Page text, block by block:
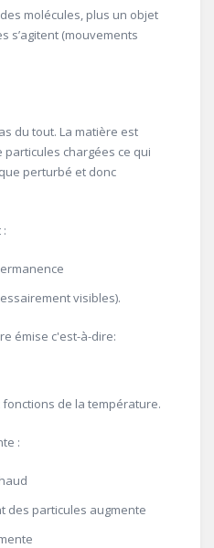
molécules, plus un objet
s’agitent (mouvements
du tout. La matière est
chargées ce qui
perturbé et donc
visibles).
émise c'est-à-dire:
de la température.
:
des particules augmente